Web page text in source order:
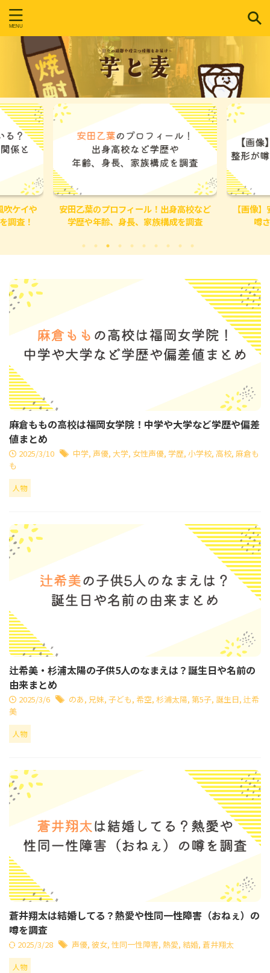
ィール！出身高校など
長、家族構成を調査
【画像】安田乙葉は顔変わった？整形が
噂される理由を調べてみた！
麻倉ももの高校は福岡女学院！中学や大学など学歴や偏差
値まとめ
2025/3/10 中学, 声優, 大学, 女性声優, 学歴, 小学校, 高校, 麻倉も
も
人物
辻希美・杉浦太陽の子供5人のなまえは？誕生日や名前の
由来まとめ
2025/3/6 のあ, 兄妹, 子ども, 希空, 杉浦太陽, 第5子, 誕生日, 辻希
美
人物
蒼井翔太は結婚してる？熱愛や性同一性障害（おねぇ）の
噂を調査
2025/3/28 声優, 彼女, 性同一性障害, 熱愛, 結婚, 蒼井翔太
人物